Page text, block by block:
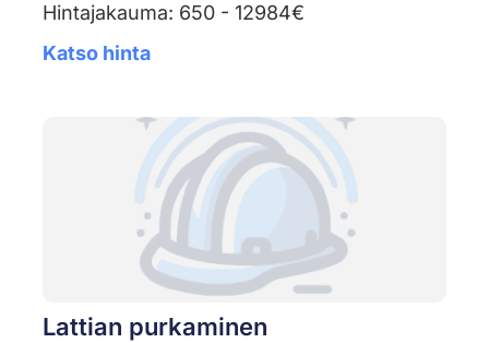
Hintajakauma: 650 - 12984€
Katso hinta
Lattian purkaminen